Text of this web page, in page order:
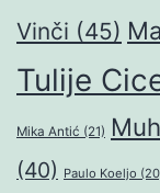
Vinči (45)
Tulije
Mika Antić (21)
(40) Paulo Koeljo